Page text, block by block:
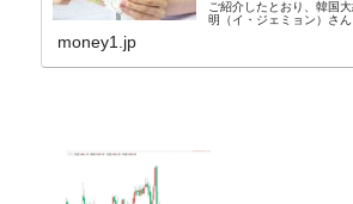
ご紹介したとおり、韓国
明（イ・ジェミョン）さん
バンクにして不良債権の
money1.jp